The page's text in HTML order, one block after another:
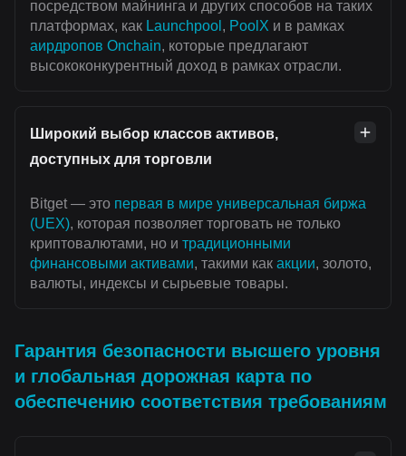
посредством майнинга и других способов на таких
платформах, как Launchpool , PoolX и в рамках
аирдропов Onchain, которые предлагают
высококонкурентный доход в рамках отрасли.
Широкий выбор классов активов,
доступных для торговли
Bitget — это первая в мире универсальная биржа
(UEX), которая позволяет торговать не только
криптовалютами, но и традиционными
финансовыми активами, такими как акции, золото,
валюты, индексы и сырьевые товары.
Гарантия безопасности высшего уровня
и глобальная дорожная карта по
обеспечению соответствия требованиям